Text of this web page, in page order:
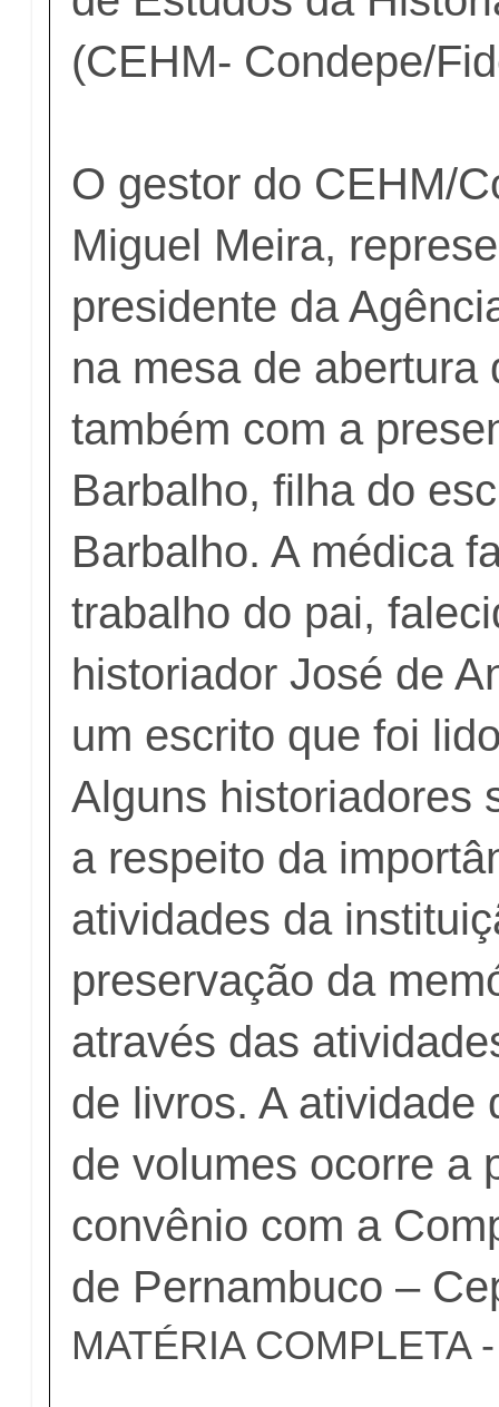
(CEHM- Condepe/
O gestor do CEHM/
Miguel Meira,
presidente da
na mesa de abertura
também com a
Barbalho, filha do
Barbalho. A médica
trabalho do pai,
historiador José de
um escrito que foi
Alguns historiadores
a respeito da
atividades da
preservação da
através das
de livros. A atividade
de volumes ocorre a
convênio com a
de Pernambuco –
MATÉRIA COMPLETA